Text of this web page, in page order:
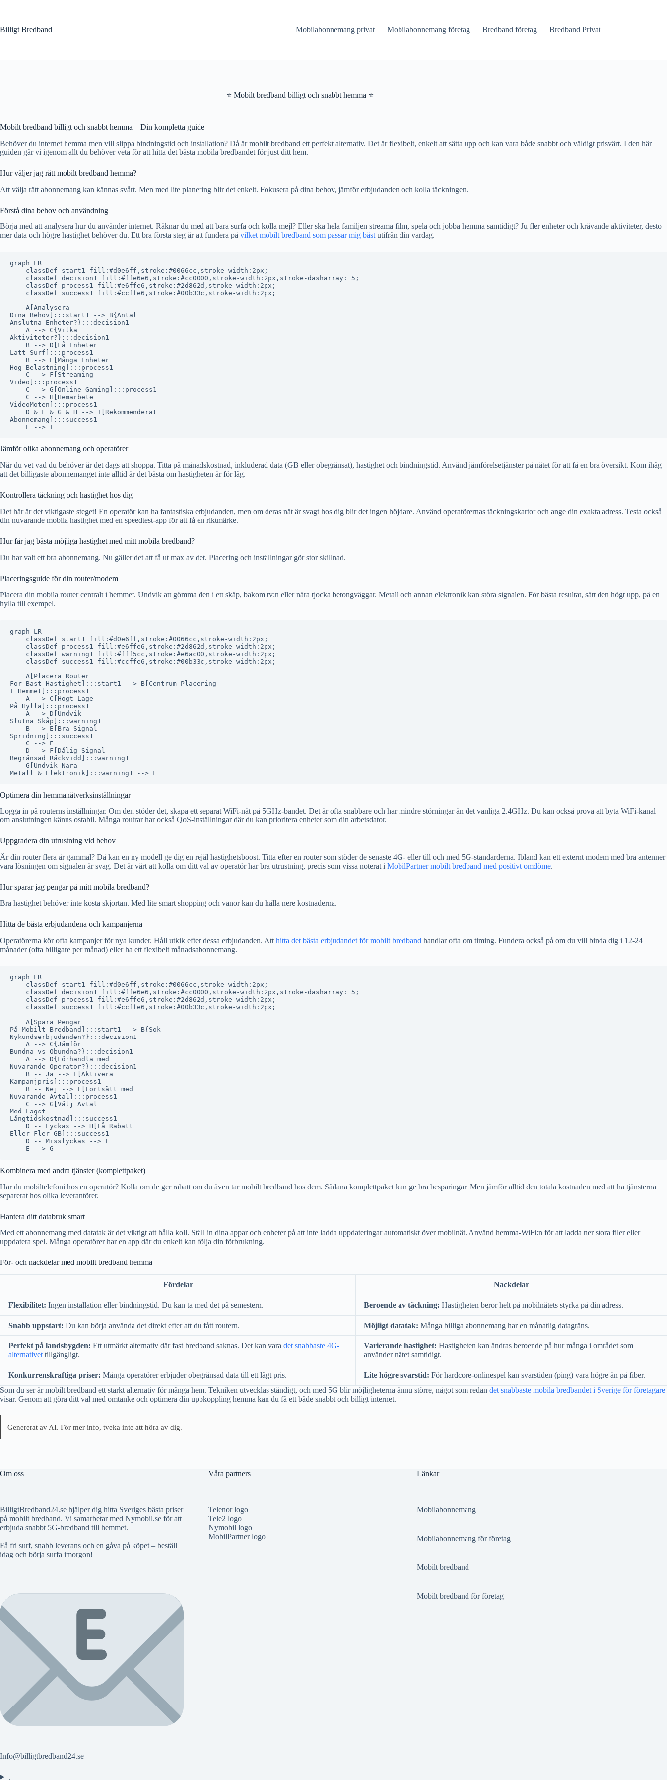
Billigt Bredband
Mobilabonnemang privat Mobilabonnemang företag Bredband företag Bredband Privat
⭐ Mobilt bredband billigt och snabbt hemma ⭐
Mobilt bredband billigt och snabbt hemma – Din kompletta guide
Behöver du internet hemma men vill slippa bindningstid och installation? Då är mobilt bredband ett perfekt alternativ. Det är flexibelt, enkelt att sätta upp och kan vara både snabbt och väldigt prisvärt. I den här
guiden går vi igenom allt du behöver veta för att hitta det bästa mobila bredbandet för just ditt hem.
Hur väljer jag rätt mobilt bredband hemma?
Att välja rätt abonnemang kan kännas svårt. Men med lite planering blir det enkelt. Fokusera på dina behov, jämför erbjudanden och kolla täckningen.
Förstå dina behov och användning
Börja med att analysera hur du använder internet. Räknar du med att bara surfa och kolla mejl? Eller ska hela familjen streama film, spela och jobba hemma samtidigt? Ju fler enheter och krävande aktiviteter, desto
mer data och högre hastighet behöver du. Ett bra första steg är att fundera på vilket mobilt bredband som passar mig bäst utifrån din vardag.
graph LR
    classDef start1 fill:#d0e6ff,stroke:#0066cc,stroke-width:2px;
    classDef decision1 fill:#ffe6e6,stroke:#cc0000,stroke-width:2px,stroke-dasharray: 5;
    classDef process1 fill:#e6ffe6,stroke:#2d862d,stroke-width:2px;
    classDef success1 fill:#ccffe6,stroke:#00b33c,stroke-width:2px;
    A[Analysera
Dina Behov]:::start1 --> B{Antal
Anslutna Enheter?}:::decision1
    A --> C{Vilka
Aktiviteter?}:::decision1
    B --> D[Få Enheter
Lätt Surf]:::process1
    B --> E[Många Enheter
Hög Belastning]:::process1
    C --> F[Streaming
Video]:::process1
    C --> G[Online Gaming]:::process1
    C --> H[Hemarbete
VideoMöten]:::process1
    D & F & G & H --> I[Rekommenderat
Abonnemang]:::success1
Jämför olika abonnemang och operatörer
När du vet vad du behöver är det dags att shoppa. Titta på månadskostnad, inkluderad data (GB eller obegränsat), hastighet och bindningstid. Använd jämförelsetjänster på nätet för att få en bra översikt. Kom ihåg
att det billigaste abonnemanget inte alltid är det bästa om hastigheten är för låg.
Kontrollera täckning och hastighet hos dig
Det här är det viktigaste steget! En operatör kan ha fantastiska erbjudanden, men om deras nät är svagt hos dig blir det ingen höjdare. Använd operatörernas täckningskartor och ange din exakta adress. Testa också
din nuvarande mobila hastighet med en speedtest-app för att få en riktmärke.
Hur får jag bästa möjliga hastighet med mitt mobila bredband?
Du har valt ett bra abonnemang. Nu gäller det att få ut max av det. Placering och inställningar gör stor skillnad.
Placeringsguide för din router/modem
Placera din mobila router centralt i hemmet. Undvik att gömma den i ett skåp, bakom tv:n eller nära tjocka betongväggar. Metall och annan elektronik kan störa signalen. För bästa resultat, sätt den högt upp, på en
hylla till exempel.
graph LR
    classDef start1 fill:#d0e6ff,stroke:#0066cc,stroke-width:2px;
    classDef process1 fill:#e6ffe6,stroke:#2d862d,stroke-width:2px;
    classDef warning1 fill:#fff5cc,stroke:#e6ac00,stroke-width:2px;
    classDef success1 fill:#ccffe6,stroke:#00b33c,stroke-width:2px;
    A[Placera Router
För Bäst Hastighet]:::start1 --> B[Centrum Placering
I Hemmet]:::process1
    A --> C[Högt Läge
På Hylla]:::process1
    A --> D[Undvik
Slutna Skåp]:::warning1
    B --> E[Bra Signal
Spridning]:::success1
    C --> E
    D --> F[Dålig Signal
Begränsad Räckvidd]:::warning1
    G[Undvik Nära
Optimera din hemmanätverksinställningar
Logga in på routerns inställningar. Om den stöder det, skapa ett separat WiFi-nät på 5GHz-bandet. Det är ofta snabbare och har mindre störningar än det vanliga 2.4GHz. Du kan också prova att byta WiFi-kanal
om anslutningen känns ostabil. Många routrar har också QoS-inställningar där du kan prioritera enheter som din arbetsdator.
Uppgradera din utrustning vid behov
Är din router flera år gammal? Då kan en ny modell ge dig en rejäl hastighetsboost. Titta efter en router som stöder de senaste 4G- eller till och med 5G-standarderna. Ibland kan ett externt modem med bra antenner
vara lösningen om signalen är svag. Det är värt att kolla om ditt val av operatör har bra utrustning, precis som vissa noterat i MobilPartner mobilt bredband med positivt omdöme.
Hur sparar jag pengar på mitt mobila bredband?
Bra hastighet behöver inte kosta skjortan. Med lite smart shopping och vanor kan du hålla nere kostnaderna.
Hitta de bästa erbjudandena och kampanjerna
Operatörerna kör ofta kampanjer för nya kunder. Håll utkik efter dessa erbjudanden. Att hitta det bästa erbjudandet för mobilt bredband handlar ofta om timing. Fundera också på om du vill binda dig i 12-24
månader (ofta billigare per månad) eller ha ett flexibelt månadsabonnemang.
graph LR
    classDef start1 fill:#d0e6ff,stroke:#0066cc,stroke-width:2px;
    classDef decision1 fill:#ffe6e6,stroke:#cc0000,stroke-width:2px,stroke-dasharray: 5;
    classDef process1 fill:#e6ffe6,stroke:#2d862d,stroke-width:2px;
    classDef success1 fill:#ccffe6,stroke:#00b33c,stroke-width:2px;
    A[Spara Pengar
På Mobilt Bredband]:::start1 --> B{Sök
Nykundserbjudanden?}:::decision1
    A --> C{Jämför
Bundna vs Obundna?}:::decision1
    A --> D{Förhandla med
Nuvarande Operatör?}:::decision1
    B -- Ja --> E[Aktivera
Kampanjpris]:::process1
    B -- Nej --> F[Fortsätt med
Nuvarande Avtal]:::process1
    C --> G[Välj Avtal
Med Lägst
Långtidskostnad]:::success1
    D -- Lyckas --> H[Få Rabatt
Eller Fler GB]:::success1
    D -- Misslyckas --> F
Kombinera med andra tjänster (komplettpaket)
Har du mobiltelefoni hos en operatör? Kolla om de ger rabatt om du även tar mobilt bredband hos dem. Sådana komplettpaket kan ge bra besparingar. Men jämför alltid den totala kostnaden med att ha tjänsterna
separerat hos olika leverantörer.
Hantera ditt databruk smart
Med ett abonnemang med datatak är det viktigt att hålla koll. Ställ in dina appar och enheter på att inte ladda uppdateringar automatiskt över mobilnät. Använd hemma-WiFi:n för att ladda ner stora filer eller
uppdatera spel. Många operatörer har en app där du enkelt kan följa din förbrukning.
För- och nackdelar med mobilt bredband hemma
Fördelar Nackdelar
Flexibilitet: Ingen installation eller bindningstid. Du kan ta med det på semestern. Beroende av täckning: Hastigheten beror helt på mobilnätets styrka på din adress.
Snabb uppstart: Du kan börja använda det direkt efter att du fått routern. Möjligt datatak: Många billiga abonnemang har en månatlig datagräns.
Perfekt på landsbygden: Ett utmärkt alternativ där fast bredband saknas. Det kan vara det snabbaste 4G-
alternativet tillgängligt.
Varierande hastighet: Hastigheten kan ändras beroende på hur många i området som
använder nätet samtidigt.
Konkurrenskraftiga priser: Många operatörer erbjuder obegränsad data till ett lågt pris. Lite högre svarstid: För hardcore-onlinespel kan svarstiden (ping) vara högre än på fiber.
Som du ser är mobilt bredband ett starkt alternativ för många hem. Tekniken utvecklas ständigt, och med 5G blir möjligheterna ännu större, något som redan det snabbaste mobila bredbandet i Sverige för företagare
visar. Genom att göra ditt val med omtanke och optimera din uppkoppling hemma kan du få ett både snabbt och billigt internet.
Genererat av AI. För mer info, tveka inte att höra av dig.
Om oss
BilligtBredband24.se hjälper dig hitta Sveriges bästa priser
på mobilt bredband. Vi samarbetar med Nymobil.se för att
erbjuda snabbt 5G-bredband till hemmet.
Få fri surf, snabb leverans och en gåva på köpet – beställ
idag och börja surfa imorgon!
Info@billigtbredband24.se
Våra partners
Telenor logo
Tele2 logo
Nymobil logo
MobilPartner logo
Länkar
Mobilabonnemang
Mobilabonnemang för företag
Mobilt bredband
Mobilt bredband för företag
.